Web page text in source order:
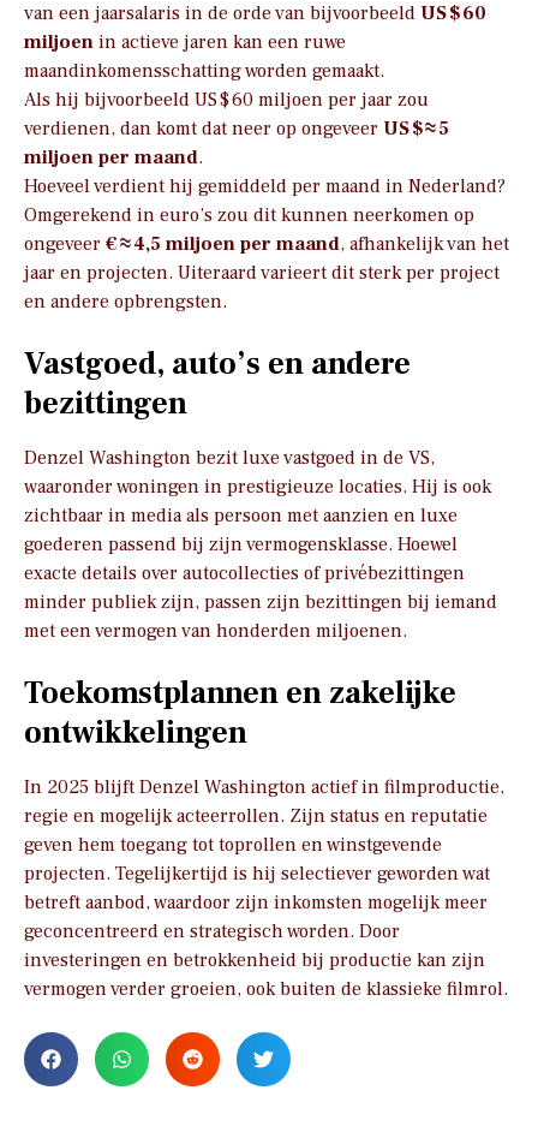
van een jaarsalaris in de orde van bijvoorbeeld US $ 60
miljoen in actieve jaren kan een ruwe
maandinkomensschatting worden gemaakt.
Als hij bijvoorbeeld US $ 60 miljoen per jaar zou
verdienen, dan komt dat neer op ongeveer US $ ≈ 5
miljoen per maand.
Hoeveel verdient hij gemiddeld per maand in Nederland?
Omgerekend in euro’s zou dit kunnen neerkomen op
ongeveer € ≈ 4,5 miljoen per maand, afhankelijk van het
jaar en projecten. Uiteraard varieert dit sterk per project
en andere opbrengsten.
Vastgoed, auto’s en andere
bezittingen
Denzel Washington bezit luxe vastgoed in de VS,
waaronder woningen in prestigieuze locaties. Hij is ook
zichtbaar in media als persoon met aanzien en luxe
goederen passend bij zijn vermogensklasse. Hoewel
exacte details over autocollecties of privébezittingen
minder publiek zijn, passen zijn bezittingen bij iemand
met een vermogen van honderden miljoenen.
Toekomstplannen en zakelijke
ontwikkelingen
In 2025 blijft Denzel Washington actief in filmproductie,
regie en mogelijk acteerrollen. Zijn status en reputatie
geven hem toegang tot toprollen en winstgevende
projecten. Tegelijkertijd is hij selectiever geworden wat
betreft aanbod, waardoor zijn inkomsten mogelijk meer
geconcentreerd en strategisch worden. Door
investeringen en betrokkenheid bij productie kan zijn
vermogen verder groeien, ook buiten de klassieke filmrol.